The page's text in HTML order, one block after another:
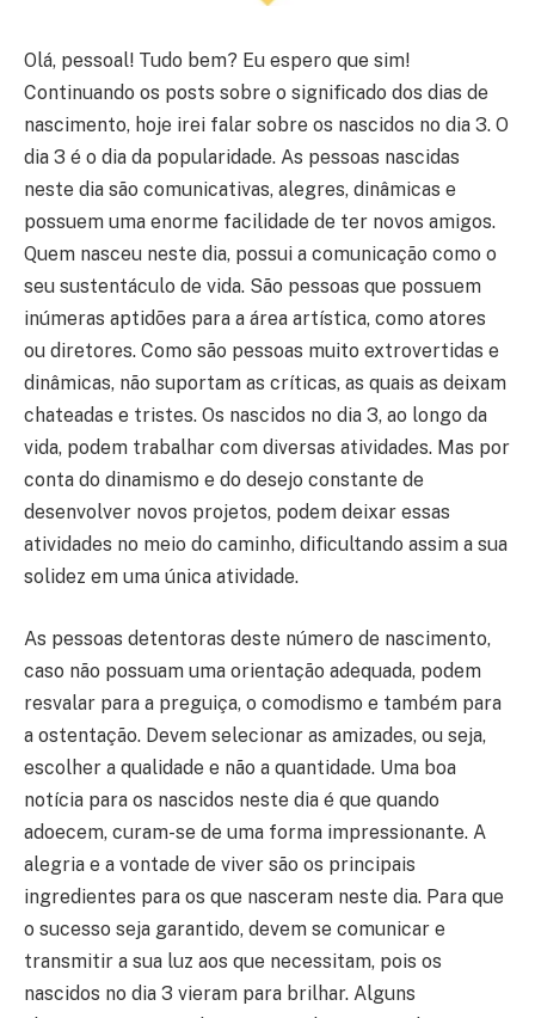
Olá, pessoal! Tudo bem? Eu espero que sim!
Continuando os posts sobre o significado dos dias de
nascimento, hoje irei falar sobre os nascidos no dia 3. O
dia 3 é o dia da popularidade. As pessoas nascidas
neste dia são comunicativas, alegres, dinâmicas e
possuem uma enorme facilidade de ter novos amigos.
Quem nasceu neste dia, possui a comunicação como o
seu sustentáculo de vida. São pessoas que possuem
inúmeras aptidões para a área artística, como atores
ou diretores. Como são pessoas muito extrovertidas e
dinâmicas, não suportam as críticas, as quais as deixam
chateadas e tristes. Os nascidos no dia 3, ao longo da
vida, podem trabalhar com diversas atividades. Mas por
conta do dinamismo e do desejo constante de
desenvolver novos projetos, podem deixar essas
atividades no meio do caminho, dificultando assim a sua
solidez em uma única atividade.
As pessoas detentoras deste número de nascimento,
caso não possuam uma orientação adequada, podem
resvalar para a preguiça, o comodismo e também para
a ostentação. Devem selecionar as amizades, ou seja,
escolher a qualidade e não a quantidade. Uma boa
notícia para os nascidos neste dia é que quando
adoecem, curam-se de uma forma impressionante. A
alegria e a vontade de viver são os principais
ingredientes para os que nasceram neste dia. Para que
o sucesso seja garantido, devem se comunicar e
transmitir a sua luz aos que necessitam, pois os
nascidos no dia 3 vieram para brilhar. Alguns